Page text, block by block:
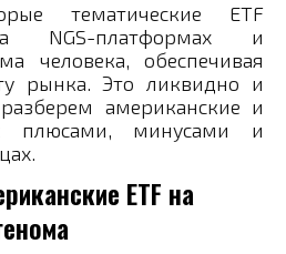
тематические ETF
NGS-платформах и
человека, обеспечивая
рынка. Это ликвидно и
американские и
плюсами, минусами и
ETF на